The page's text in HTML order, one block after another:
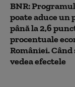
BNR:
poate aduce un
până la 2,6
procentuale
României. Când
vedea efectele